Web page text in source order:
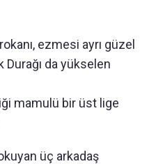
ezmesi ayrı güzel
Durağı da yükselen
mamulü bir üst lige
üç arkadaş